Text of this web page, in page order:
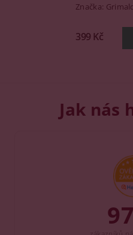
Značka:
399 Kč
Jak nás